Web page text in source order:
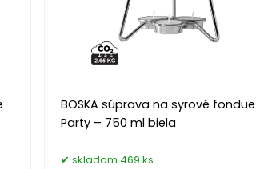
BOSKA súprava na syrové fondue
Party – 750 ml biela
skladom 469 ks